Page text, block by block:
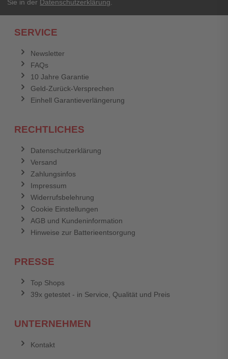
Sie in der Datenschutzerklärung.
SERVICE
Newsletter
FAQs
10 Jahre Garantie
Geld-Zurück-Versprechen
Einhell Garantieverlängerung
RECHTLICHES
Datenschutzerklärung
Versand
Zahlungsinfos
Impressum
Widerrufsbelehrung
Cookie Einstellungen
AGB und Kundeninformation
Hinweise zur Batterieentsorgung
PRESSE
Top Shops
39x getestet - in Service, Qualität und Preis
UNTERNEHMEN
Kontakt